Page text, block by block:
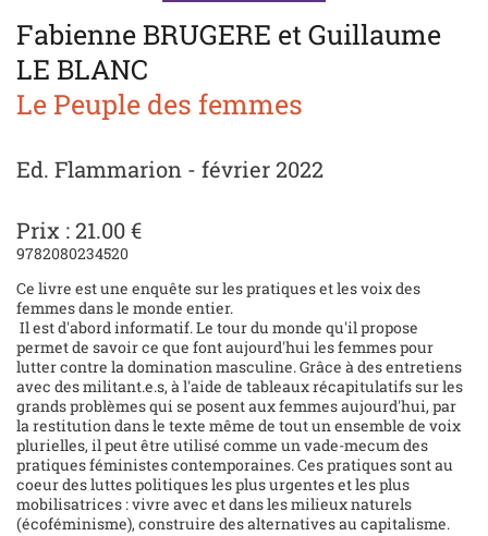
Fabienne BRUGERE et Guillaume
LE BLANC
Le Peuple des femmes
Ed. Flammarion - février 2022
Prix : 21.00 €
9782080234520
Ce livre est une enquête sur les pratiques et les voix des
femmes dans le monde entier.
Il est d'abord informatif. Le tour du monde qu'il propose
permet de savoir ce que font aujourd'hui les femmes pour
lutter contre la domination masculine. Grâce à des entretiens
avec des militant.e.s, à l'aide de tableaux récapitulatifs sur les
grands problèmes qui se posent aux femmes aujourd'hui, par
la restitution dans le texte même de tout un ensemble de voix
plurielles, il peut être utilisé comme un vade-mecum des
pratiques féministes contemporaines. Ces pratiques sont au
coeur des luttes politiques les plus urgentes et les plus
mobilisatrices : vivre avec et dans les milieux naturels
(écoféminisme), construire des alternatives au capitalisme.